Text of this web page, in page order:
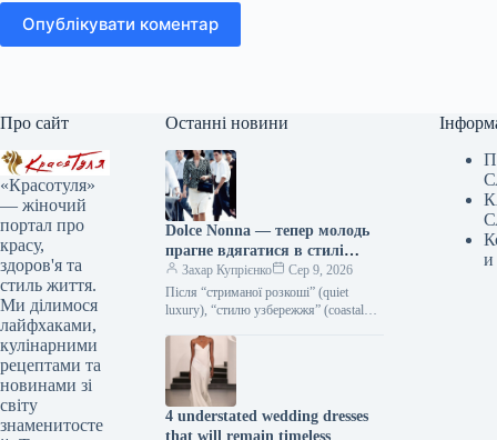
Опублікувати коментар
Про сайт
«Красотуля»
— жіночий
портал про
красу,
здоров'я та
стиль життя.
Ми ділимося
лайфхаками,
кулінарними
рецептами та
новинами зі
світу
знаменитосте
Останні новини
Dolce Nonna — тепер молодь
прагне вдягатися в стилі
італійських бабусь
Захар Купрієнко
Сер 9, 2026
Після “стриманої розкоші” (quiet
luxury), “стилю узбережжя” (coastal
гардеробі з’явився новий напрям —
Dolce Nonna,…
4 understated wedding dresses
that will remain timeless
и